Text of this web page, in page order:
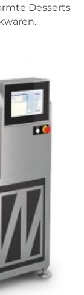
Desserts